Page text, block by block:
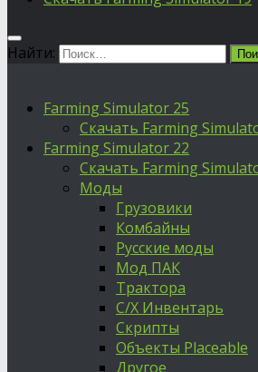
Найти:
Farming Simulator 25
Скачать Farming
Farming Simulator 22
Скачать Farming
Моды
Грузовики
Комбайны
Русские моды
Мод ПАК
Трактора
С/Х Инвентарь
Скрипты
Объекты Placeable
Другое